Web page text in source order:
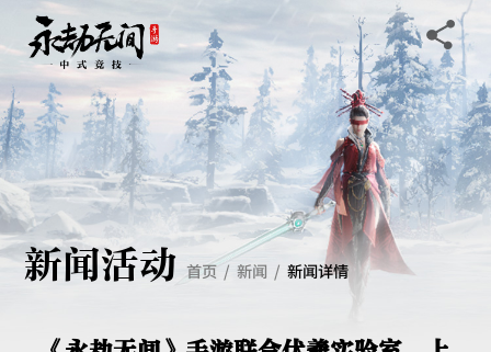
新闻活动 首页 新闻 新闻详情